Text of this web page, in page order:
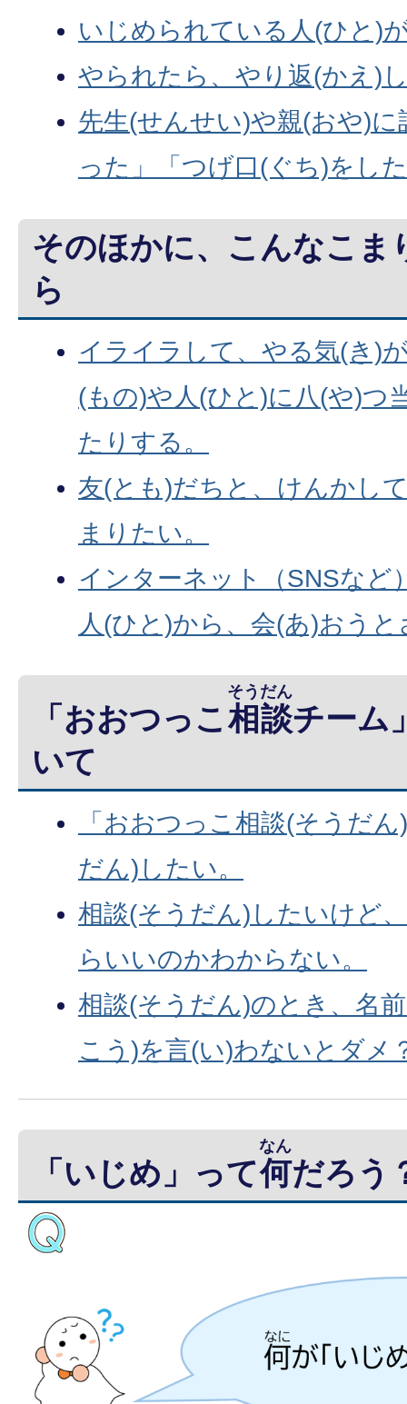
いじめられている人(ひと)
やられたら、やり返(かえ)
先生(せんせい)や親(おや)
った」「つげ口(ぐち)をし
そのほかに、こんなこま
ら
イライラして、やる気(き)
(もの)や人(ひと)に八(や)つ
たりする。
友(とも)だちと、けんかし
まりたい。
インターネット（SNSなど
人(ひと)から、会(あ)おう
「おおつっこ相談
そうだん
チーム
いて
「おおつっこ相談(そうだ
だん)したい。
相談(そうだん)したいけど
らいいのかわからない。
相談(そうだん)のとき、名
こう)を言(い)わないとダメ
「いじめ」って何
なん
だろう